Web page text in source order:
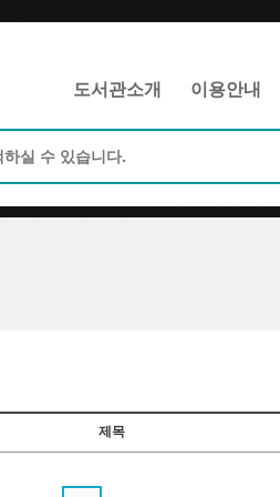
도서관소개 이용안내
제목